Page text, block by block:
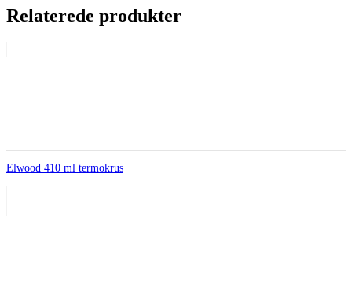
Relaterede produkter
Elwood 410 ml termokrus